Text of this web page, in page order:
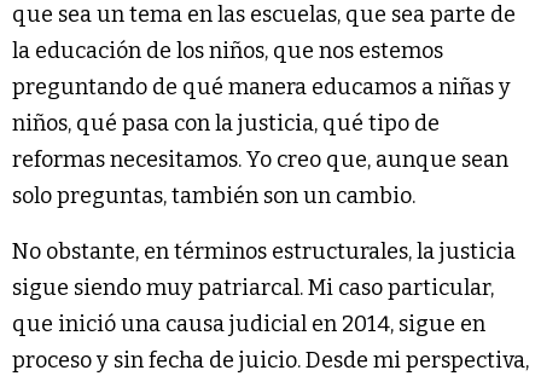
que sea un tema en las escuelas, que sea parte de
la educación de los niños, que nos estemos
preguntando de qué manera educamos a niñas y
niños, qué pasa con la justicia, qué tipo de
reformas necesitamos. Yo creo que, aunque sean
solo preguntas, también son un cambio.
No obstante, en términos estructurales, la justicia
sigue siendo muy patriarcal. Mi caso particular,
que inició una causa judicial en 2014, sigue en
proceso y sin fecha de juicio. Desde mi perspectiva,